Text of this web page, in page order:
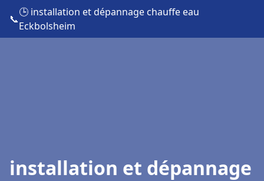
📞
🕒 installation et dépannage chauffe eau
Eckbolsheim
installation et dépannage